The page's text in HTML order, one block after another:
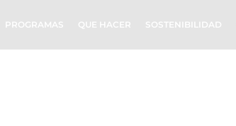
PROGRAMAS QUE HACER SOSTENIBILIDAD